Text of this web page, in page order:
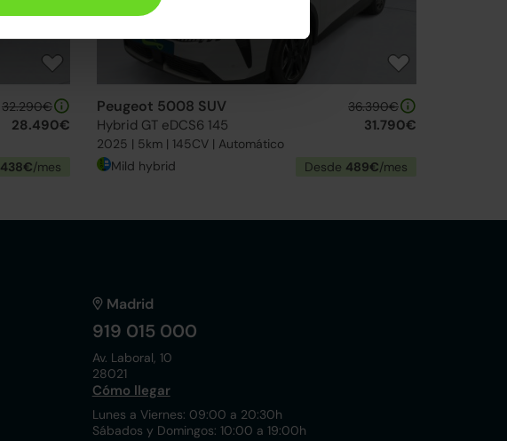
32.290€
28.490€
438€/mes
Peugeot 5008 SUV
Hybrid GT eDCS6 145
2025 | 5km | 145CV | Automático
36.390€
31.790€
Mild hybrid Desde 489€/mes
Madrid
919 015 000
Av. Laboral, 10
28021
Cómo llegar
Lunes a Viernes: 09:00 a 20:30h
Sábados y Domingos: 10:00 a 19:00h